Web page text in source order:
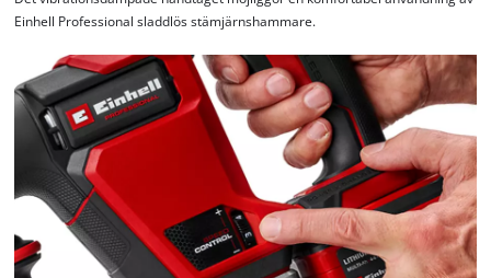
Einhell Professional sladdlös stämjärnshammare.